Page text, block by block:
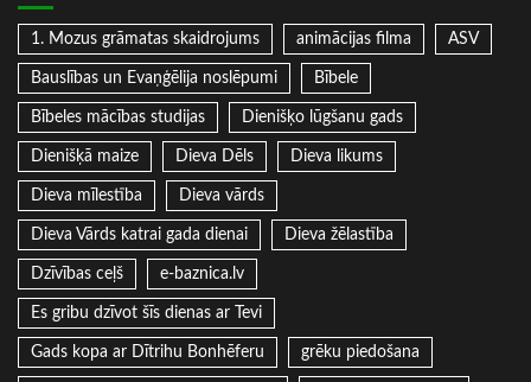
1. Mozus grāmatas skaidrojums animācijas filma ASV
Bauslības un Evaņģēlija noslēpumi Bībele
Bībeles mācības studijas Dienišķo lūgšanu gads
Dienišķā maize Dieva Dēls Dieva likums
Dieva mīlestība Dieva vārds
Dieva Vārds katrai gada dienai Dieva žēlastība
Dzīvības ceļš e-baznica.lv
Es gribu dzīvot šīs dienas ar Tevi
Gads kopa ar Dītrihu Bonhēferu grēku piedošana